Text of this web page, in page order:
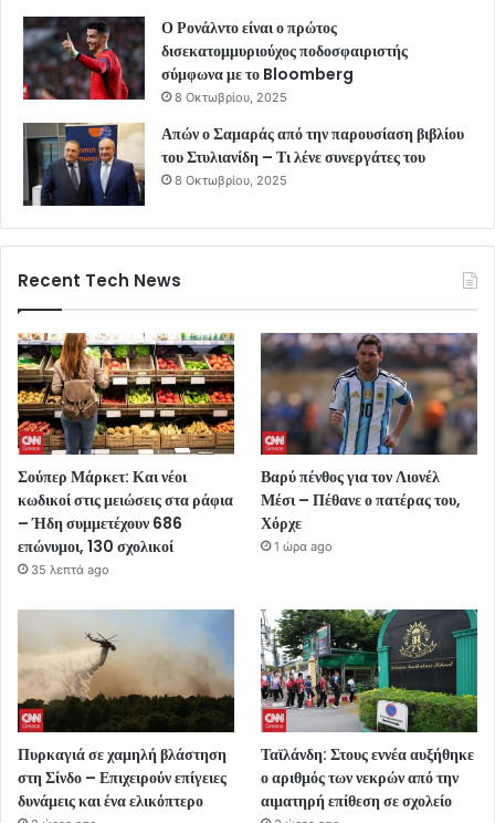
Ο Ρονάλντο είναι ο πρώτος
δισεκατομμυριούχος ποδοσφαιριστής
σύμφωνα με το Bloomberg
8 Οκτωβρίου, 2025
Απών ο Σαμαράς από την παρουσίαση βιβλίου
του Στυλιανίδη – Τι λένε συνεργάτες του
8 Οκτωβρίου, 2025
Recent Tech News
Σούπερ Μάρκετ: Και νέοι
κωδικοί στις μειώσεις στα ράφια
– Ήδη συμμετέχουν 686
επώνυμοι, 130 σχολικοί
35 λεπτά ago
Βαρύ πένθος για τον Λιονέλ
Μέσι – Πέθανε ο πατέρας του,
Χόρχε
1 ώρα ago
Πυρκαγιά σε χαμηλή βλάστηση
στη Σίνδο – Επιχειρούν επίγειες
δυνάμεις και ένα ελικόπτερο
Ταϊλάνδη: Στους εννέα αυξήθηκε
ο αριθμός των νεκρών από την
αιματηρή επίθεση σε σχολείο